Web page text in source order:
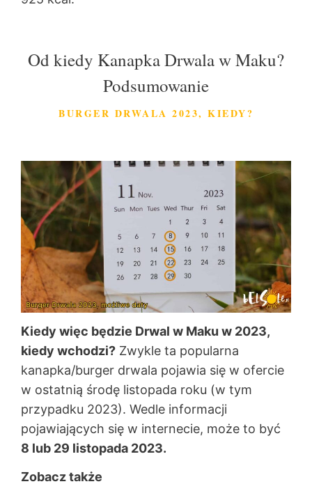
Od kiedy Kanapka Drwala w Maku?
Podsumowanie
BURGER DRWALA 2023, KIEDY?
Kiedy więc będzie Drwal w Maku w 2023,
kiedy wchodzi? Zwykle ta popularna
kanapka/burger drwala pojawia się w ofercie
w ostatnią środę listopada roku (w tym
przypadku 2023). Wedle informacji
pojawiających się w internecie, może to być
8 lub 29 listopada 2023.
Zobacz także